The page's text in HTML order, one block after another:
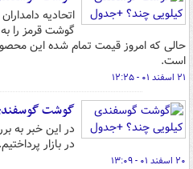
اتحادیه
است.
۲۱ اسفند ۰۱ - ۱۲:۲۵
گوشت
در این خبر به
در بازار پرداختیم.
۲۰ اسفند ۰۱ - ۱۳:۰۹